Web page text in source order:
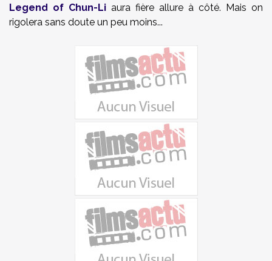
Legend of Chun-Li aura fière allure à côté. Mais on
rigolera sans doute un peu moins...